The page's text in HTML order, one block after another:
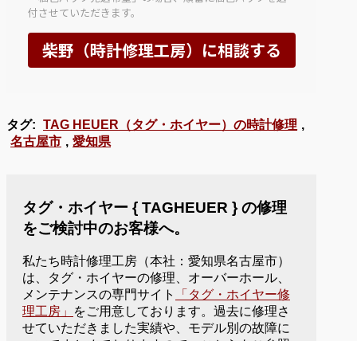
タグ: TAG HEUER（タグ・ホイヤー）の時計修理 ,
名古屋市 , 愛知県
タグ・ホイヤー { TAGHEUER } の修理
をご検討中のお客様へ。
私たち時計修理工房（本社：愛知県名古屋市）
は、タグ・ホイヤーの修理、オーバーホール、
メンテナンスの専門サイト
「タグ・ホイヤー修
理工房」
をご用意しております。過去に修理さ
せていただきました実績や、モデル別の故障に